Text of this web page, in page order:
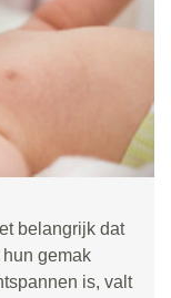
belangrijk dat
gemak
is, valt